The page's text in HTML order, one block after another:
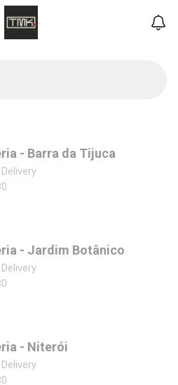
- Barra da Tijuca
Delivery
- Jardim Botânico
Delivery
- Niterói
Delivery